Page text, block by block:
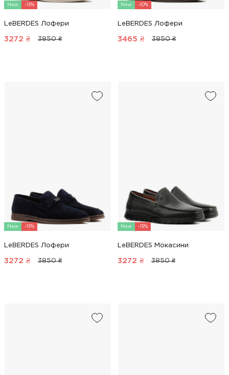
New -15%
LeBERDES Лофери
3272 ₴ 3850 ₴
New -10%
LeBERDES Лофери
3465 ₴ 3850 ₴
New -15%
LeBERDES Лофери
3272 ₴ 3850 ₴
New -15%
LeBERDES Мокасини
3272 ₴ 3850 ₴